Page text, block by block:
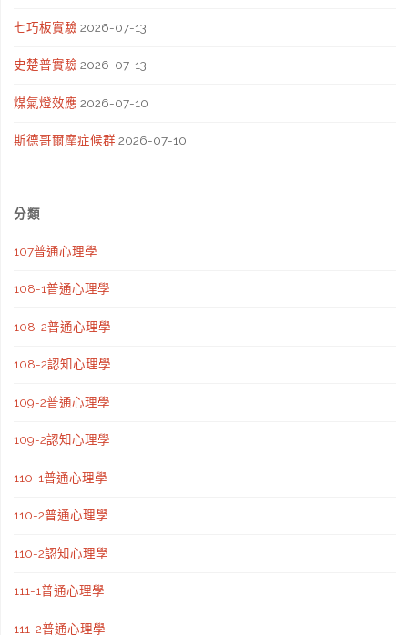
七巧板實驗 2026-07-13
史楚普實驗 2026-07-13
煤氣燈效應 2026-07-10
斯德哥爾摩症候群 2026-07-10
分類
107普通心理學
108-1普通心理學
108-2普通心理學
108-2認知心理學
109-2普通心理學
109-2認知心理學
110-1普通心理學
110-2普通心理學
110-2認知心理學
111-1普通心理學
111-2普通心理學